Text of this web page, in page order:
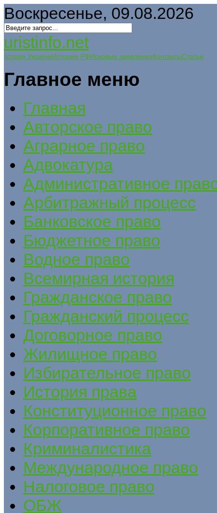
Воскресенье, 09.08.2026
uristinfo.net
Історія УкраїниИстория РФИсковые заявленияКонтактыСтатьи
Главное меню
Главная
Авторское право
Аграрное право
Адвокатура
Административное
Арбитражный процесс
Банковское право
Бюджетное право
Водное право
Всемирная история
Гражданское право
Гражданский процесс
Договорное право
Жилищное право
Избирательное право
История права
Конституционное право
Корпоративное право
Криминалистика
Международное право
Налоговое право
ОБЖ